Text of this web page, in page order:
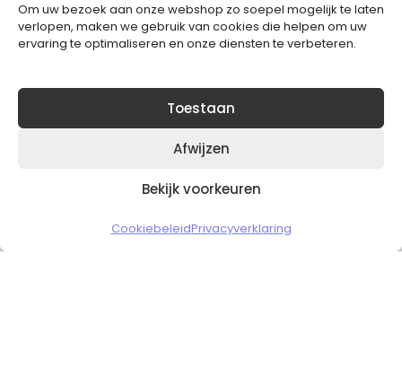
Om uw bezoek aan onze webshop zo soepel mogelijk te laten
verlopen, maken we gebruik van cookies die helpen om uw
ervaring te optimaliseren en onze diensten te verbeteren.
Toestaan
Afwijzen
Bekijk voorkeuren
CookiebeleidPrivacyverklaring
Blijft op de hoogte van het laatste nieuws.